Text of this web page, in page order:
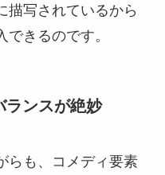
描写されているから
きるのです。
ランスが絶妙
らも、コメディ要素